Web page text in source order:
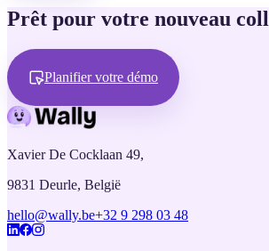
Prêt pour votre nouveau
Planifier votre démo
Xavier De Cocklaan 49,
9831 Deurle, België
hello@wally.be+32 9 298 03 48